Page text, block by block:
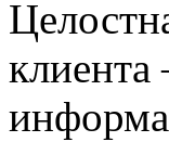
клиента